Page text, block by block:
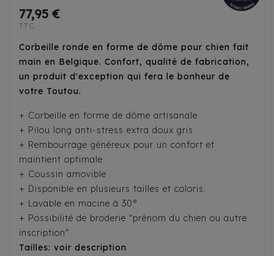
77,95 €
TTC
Corbeille ronde en forme de dôme pour chien fait
main en Belgique. Confort, qualité de fabrication,
un produit d'exception qui fera le bonheur de
votre Toutou.
+ Corbeille en forme de dôme artisanale
+ Pilou long anti-stress extra doux gris
+ Rembourrage généreux pour un confort et
maintient optimale
+ Coussin amovible
+ Disponible en plusieurs tailles et coloris.
+ Lavable en macine à 30°
+ Possibilité de broderie "prénom du chien ou autre
inscription"
Tailles: voir description